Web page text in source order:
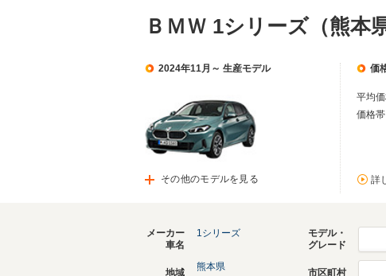
ＢＭＷ 1シリーズ（熊本
2024年11月～ 生産モデル
その他のモデルを見る
価
平均価
価格帯
詳
メーカー
車名
1シリーズ
モデル・
グレード
地域
熊本県
市区町村